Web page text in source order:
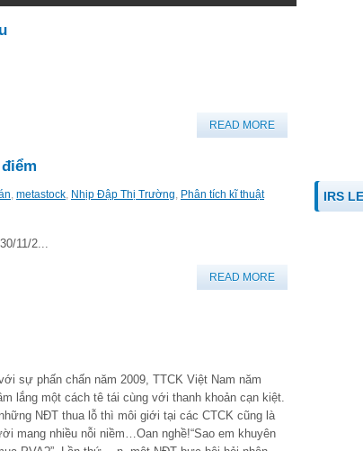
READ MORE
, metastock, Nhịp Đập Thị Trường, Phân tích kĩ thuật
11/2...
READ MORE
sự phấn chấn năm 2009, TTCK Việt Nam năm
lắng một cách tê tái cùng với thanh khoản cạn kiệt.
NĐT thua lỗ thì môi giới tại các CTCK cũng là
mang nhiều nỗi niềm…Oan nghề!“Sao em khuyên
IRS